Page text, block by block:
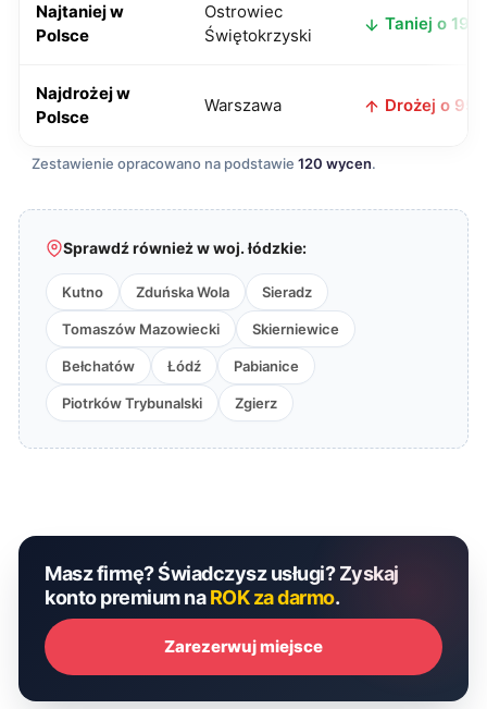
Najtaniej w
Polsce
Ostrowiec
Świętokrzyski
Taniej o 19 zł
Najdrożej w
Polsce
Warszawa Drożej o 95
Zestawienie opracowano na podstawie 120 wycen.
Sprawdź również w woj. łódzkie:
Kutno Zduńska Wola Sieradz
Tomaszów Mazowiecki Skierniewice
Bełchatów Łódź Pabianice
Piotrków Trybunalski Zgierz
Masz firmę? Świadczysz usługi? Zyskaj
konto premium naROK za darmo.
Zarezerwuj miejsce